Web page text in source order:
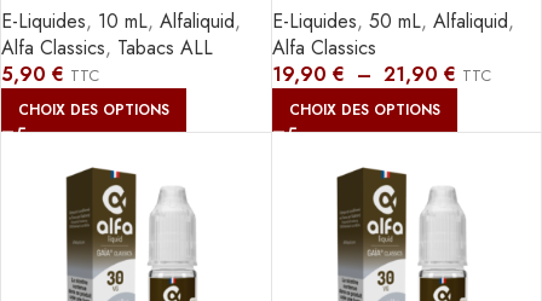
E-Liquides, 10 mL, Alfaliquid,
Alfa Classics, Tabacs ALL
5,90 € TTC
CHOIX DES OPTIONS
E-Liquides, 50 mL, Alfaliquid,
Alfa Classics
19,90 € – 21,90 € TTC
CHOIX DES OPTIONS